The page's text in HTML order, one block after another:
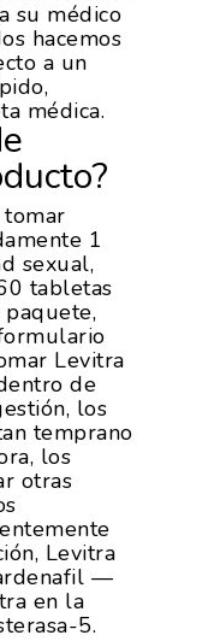
su médico
hacemos
a un
médica.
1
sexual,
tabletas
Levitra
de
los
temprano
los
otras
Levitra
—
en la
5.
Exportaciones 2016
Exportaciones 2015
De La
De
Y Hortalizas
ConcursoNutrición
Sostenible